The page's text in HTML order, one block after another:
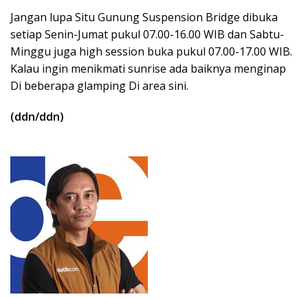
Jangan lupa Situ Gunung Suspension Bridge dibuka
setiap Senin-Jumat pukul 07.00-16.00 WIB dan Sabtu-
Minggu juga high session buka pukul 07.00-17.00 WIB.
Kalau ingin menikmati sunrise ada baiknya menginap
Di beberapa glamping Di area sini.
(ddn/ddn)